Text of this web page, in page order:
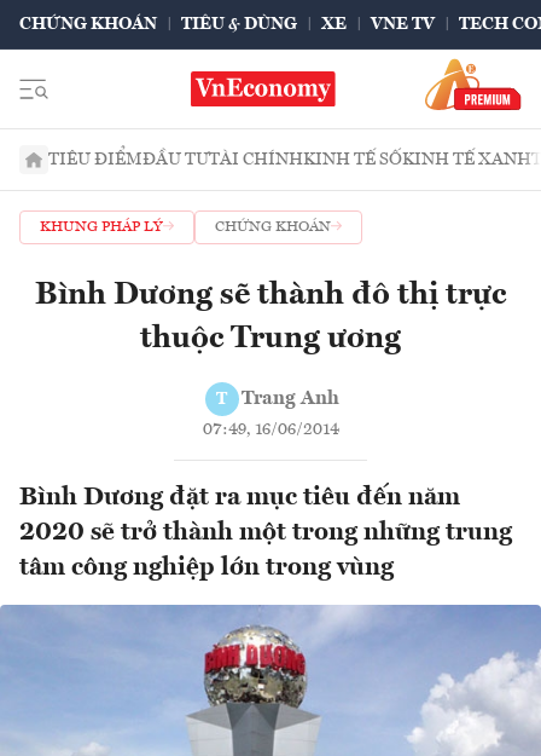
CHỨNG KHOÁN TIÊU & DÙNG XE VNE TV TECH
TIÊU ĐIỂMĐẦU TƯTÀI CHÍNHKINH TẾ SỐKINH TẾ XANH
KHUNG PHÁP LÝ CHỨNG KHOÁN
Bình Dương sẽ thành đô thị trực
thuộc Trung ương
T Trang Anh
07:49, 16/06/2014
Bình Dương đặt ra mục tiêu đến năm
2020 sẽ trở thành một trong những trung
tâm công nghiệp lớn trong vùng